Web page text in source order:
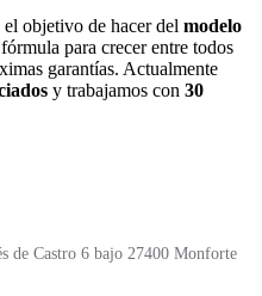
objetivo de hacer del modelo
para crecer entre todos
garantías. Actualmente
y trabajamos con 30
Castro 6 bajo 27400 Monforte